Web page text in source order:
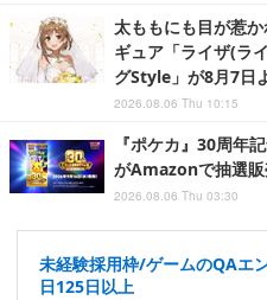
太ももにも目が惹
ギュア「ライザ(ラ
グStyle」が8月7日
2026.08.06 Thu 10:15
『ポケカ』30周年
がAmazonで抽選
2026.08.06 Thu 03:30
未経験採用枠/ゲームのQAエ
日125日以上